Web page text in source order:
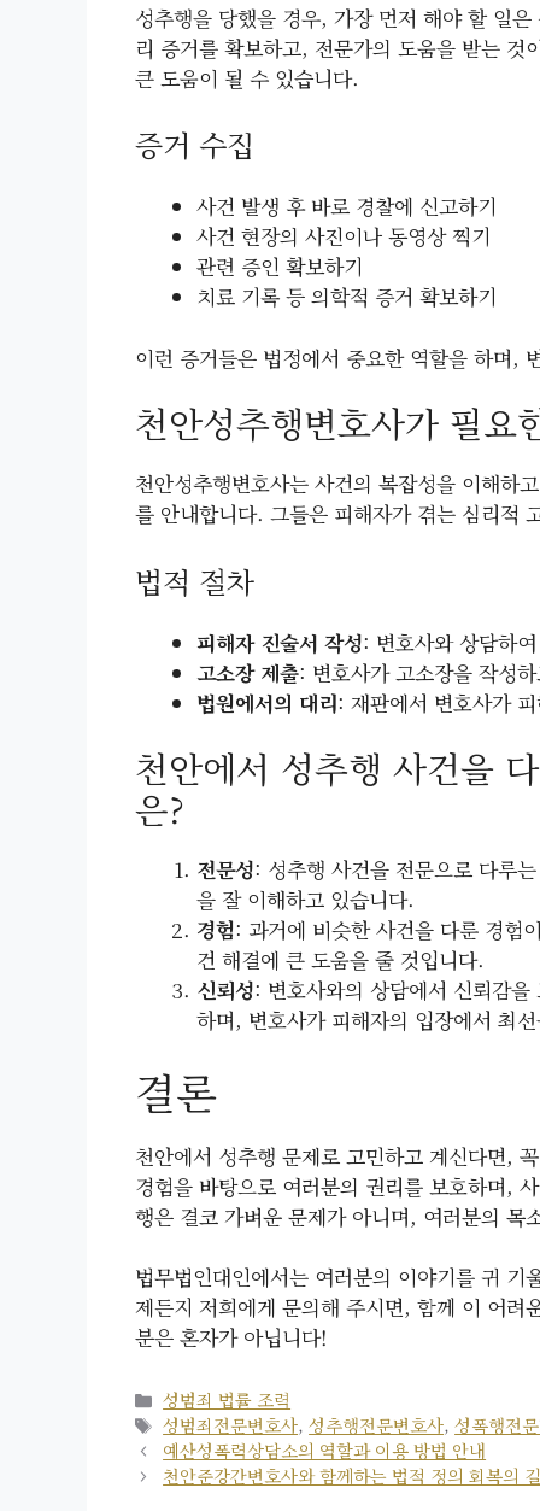
성추행을 당했을 경우, 가장 먼저 해야 할 일
리 증거를 확보하고, 전문가의 도움을 받는
큰 도움이 될 수 있습니다.
증거 수집
사건 발생 후 바로 경찰에 신고하기
사건 현장의 사진이나 동영상 찍기
관련 증인 확보하기
치료 기록 등 의학적 증거 확보하기
이런 증거들은 법정에서 중요한 역할을 하며,
천안성추행변호사가 필요
천안성추행변호사는 사건의 복잡성을 이해하
를 안내합니다. 그들은 피해자가 겪는 심리적
법적 절차
피해자 진술서 작성: 변호사와 상담하
고소장 제출: 변호사가 고소장을 작성
법원에서의 대리: 재판에서 변호사가
천안에서 성추행 사건을
은?
전문성: 성추행 사건을 전문으로 다루
을 잘 이해하고 있습니다.
경험: 과거에 비슷한 사건을 다룬 경험
건 해결에 큰 도움을 줄 것입니다.
신뢰성: 변호사와의 상담에서 신뢰감
하며, 변호사가 피해자의 입장에서 최
결론
천안에서 성추행 문제로 고민하고 계신다면,
경험을 바탕으로 여러분의 권리를 보호하며,
행은 결코 가벼운 문제가 아니며, 여러분의 목
법무법인대인에서는 여러분의 이야기를 귀
제든지 저희에게 문의해 주시면, 함께 이 어려
분은 혼자가 아닙니다!
카
테
고
리
성범죄 법률 조력
태
그
성범죄전문변호사,성추행전문변호사,성폭행전
예산성폭력상담소의 역할과 이용 방법 안내
천안준강간변호사와 함께하는 법적 정의 회복의